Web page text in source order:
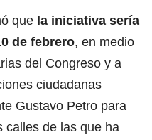
que la iniciativa sería
de febrero, en medio
del Congreso y a
ciudadanas
Gustavo Petro para
calles de las que ha